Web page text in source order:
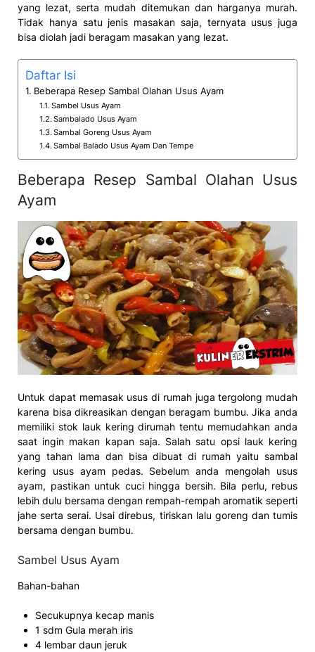
yang lezat, serta mudah ditemukan dan harganya murah.
Tidak hanya satu jenis masakan saja, ternyata usus juga
bisa diolah jadi beragam masakan yang lezat.
Daftar Isi
Beberapa Resep Sambal Olahan Usus Ayam
Sambel Usus Ayam
Sambalado Usus Ayam
Sambal Goreng Usus Ayam
Sambal Balado Usus Ayam Dan Tempe
Beberapa Resep Sambal Olahan Usus
Ayam
Untuk dapat memasak usus di rumah juga tergolong mudah
karena bisa dikreasikan dengan beragam bumbu. Jika anda
memiliki stok lauk kering dirumah tentu memudahkan anda
saat ingin makan kapan saja. Salah satu opsi lauk kering
yang tahan lama dan bisa dibuat di rumah yaitu sambal
kering usus ayam pedas. Sebelum anda mengolah usus
ayam, pastikan untuk cuci hingga bersih. Bila perlu, rebus
lebih dulu bersama dengan rempah-rempah aromatik seperti
jahe serta serai. Usai direbus, tiriskan lalu goreng dan tumis
bersama dengan bumbu.
Sambel Usus Ayam
Bahan-bahan
Secukupnya kecap manis
1 sdm Gula merah iris
4 lembar daun jeruk